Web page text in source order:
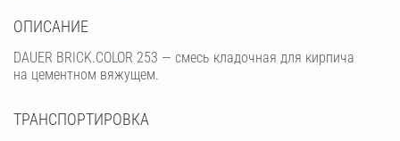
OПИСАНИЕ
DAUER BRICK.COLOR 253 — смесь кладочная для кирпича
на цементном вяжущем.
ТРАНСПОРТИРОВКА